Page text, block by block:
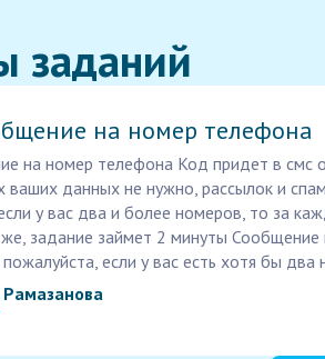
заданий
на номер телефона
на номер телефона Код придет в смс
ваших данных не нужно, рассылок и
у вас два и более номеров, то за
задание займет 2 минуты
если у вас есть хотя бы два